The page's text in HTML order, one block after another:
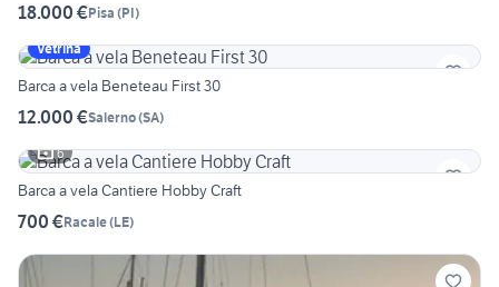
18.000 €Pisa (PI)
Vetrina
Barca a vela Beneteau First 30
12.000 €Salerno(SA)
6
Barca a vela Cantiere Hobby Craft
700 €Racale(LE)